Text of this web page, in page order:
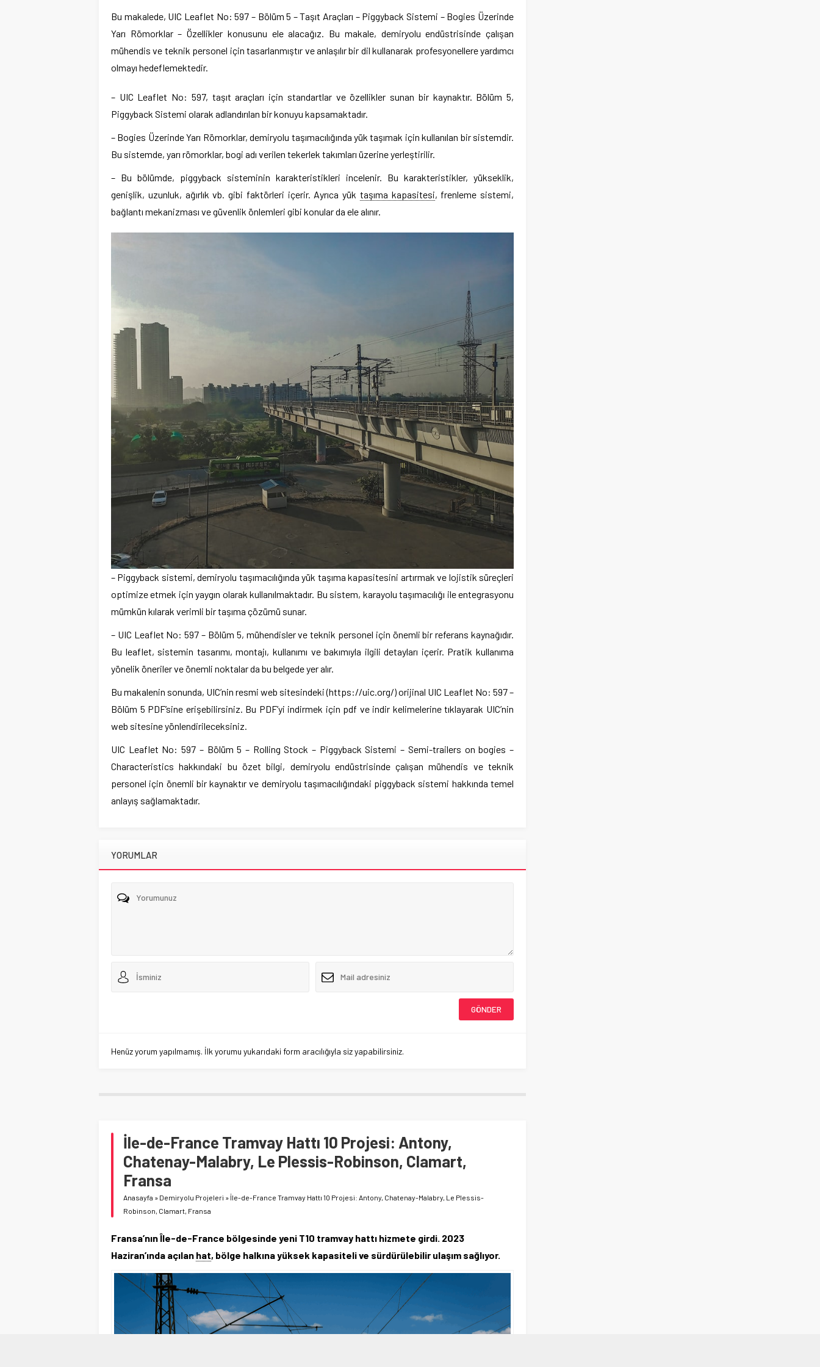
Bu makalede, UIC Leaflet No: 597 – Bölüm 5 – Taşıt Araçları – Piggyback Sistemi – Bogies Üzerinde
Yarı Römorklar – Özellikler konusunu ele alacağız. Bu makale, demiryolu endüstrisinde çalışan
mühendis ve teknik personel için tasarlanmıştır ve anlaşılır bir dil kullanarak profesyonellere yardımcı
olmayı hedeflemektedir.
– UIC Leaflet No: 597, taşıt araçları için standartlar ve özellikler sunan bir kaynaktır. Bölüm 5,
Piggyback Sistemi olarak adlandırılan bir konuyu kapsamaktadır.
– Bogies Üzerinde Yarı Römorklar, demiryolu taşımacılığında yük taşımak için kullanılan bir sistemdir.
Bu sistemde, yarı römorklar, bogi adı verilen tekerlek takımları üzerine yerleştirilir.
– Bu bölümde, piggyback sisteminin karakteristikleri incelenir. Bu karakteristikler, yükseklik,
genişlik, uzunluk, ağırlık vb. gibi faktörleri içerir. Ayrıca yük taşıma kapasitesi, frenleme sistemi,
bağlantı mekanizması ve güvenlik önlemleri gibi konular da ele alınır.
– Piggyback sistemi, demiryolu taşımacılığında yük taşıma kapasitesini artırmak ve lojistik süreçleri
optimize etmek için yaygın olarak kullanılmaktadır. Bu sistem, karayolu taşımacılığı ile entegrasyonu
mümkün kılarak verimli bir taşıma çözümü sunar.
– UIC Leaflet No: 597 – Bölüm 5, mühendisler ve teknik personel için önemli bir referans kaynağıdır.
Bu leaflet, sistemin tasarımı, montajı, kullanımı ve bakımıyla ilgili detayları içerir. Pratik kullanıma
yönelik öneriler ve önemli noktalar da bu belgede yer alır.
Bu makalenin sonunda, UIC’nin resmi web sitesindeki (https://uic.org/) orijinal UIC Leaflet No: 597 –
Bölüm 5 PDF’sine erişebilirsiniz. Bu PDF’yi indirmek için pdf ve indir kelimelerine tıklayarak UIC’nin
web sitesine yönlendirileceksiniz.
UIC Leaflet No: 597 – Bölüm 5 – Rolling Stock – Piggyback Sistemi – Semi-trailers on bogies –
Characteristics hakkındaki bu özet bilgi, demiryolu endüstrisinde çalışan mühendis ve teknik
personel için önemli bir kaynaktır ve demiryolu taşımacılığındaki piggyback sistemi hakkında temel
anlayış sağlamaktadır.
YORUMLAR
Henüz yorum yapılmamış. İlk yorumu yukarıdaki form aracılığıyla siz yapabilirsiniz.
İle-de-France Tramvay Hattı 10 Projesi: Antony,
Chatenay-Malabry, Le Plessis-Robinson, Clamart,
Fransa
Anasayfa » Demiryolu Projeleri » İle-de-France Tramvay Hattı 10 Projesi: Antony, Chatenay-Malabry, Le Plessis-
Robinson, Clamart, Fransa
Fransa’nın Île-de-France bölgesinde yeni T10 tramvay hattı hizmete girdi. 2023
Haziran’ında açılan hat, bölge halkına yüksek kapasiteli ve sürdürülebilir ulaşım sağlıyor.